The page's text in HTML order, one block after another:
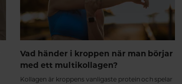
Vad händer i kroppen när man börjar
med ett multikollagen?
Kollagen är kroppens vanligaste protein och spelar